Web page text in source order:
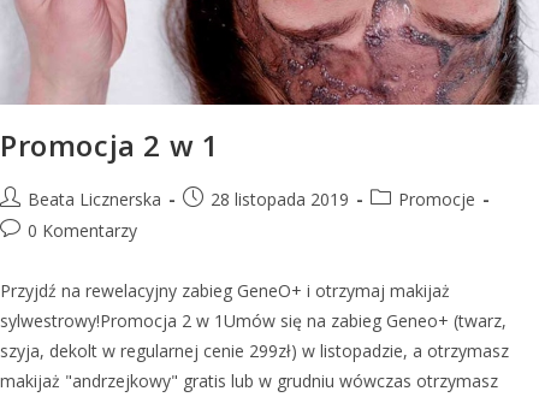
Promocja 2 w 1
Beata Licznerska 28 listopada 2019
Promocje
0 Komentarzy
Przyjdź na rewelacyjny zabieg GeneO+ i otrzymaj makijaż
sylwestrowy!Promocja 2 w 1Umów się na zabieg Geneo+ (twarz,
szyja, dekolt w regularnej cenie 299zł) w listopadzie, a otrzymasz
makijaż "andrzejkowy" gratis lub w grudniu wówczas otrzymasz